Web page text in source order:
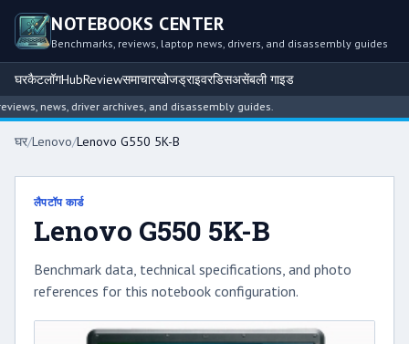
NOTEBOOKS CENTER
Benchmarks, reviews, laptop news, drivers, and disassembly guides
घरकैटलॉगHubReviewसमाचारखोजड्राइवरडिसअसेंबली गाइड
news, driver archives, and disassembly guides.
घर/Lenovo/Lenovo G550 5K-B
लैपटॉप कार्ड
Lenovo G550 5K-B
Benchmark data, technical specifications, and photo
references for this notebook configuration.